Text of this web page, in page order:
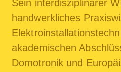
Sein interdisziplinärer
handwerkliches
akademischen
Domotronik und